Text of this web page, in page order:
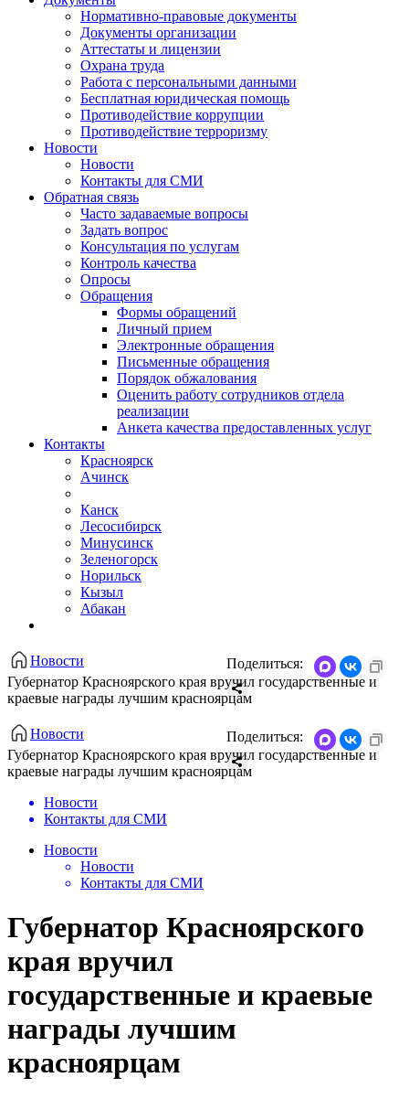
Нормативно-правовые документы
Документы организации
Аттестаты и лицензии
Охрана труда
Работа с персональными данными
Бесплатная юридическая помощь
Противодействие коррупции
Противодействие терроризму
Новости
Новости
Контакты для СМИ
Обратная связь
Часто задаваемые вопросы
Задать вопрос
Консультация по услугам
Контроль качества
Опросы
Обращения
Формы обращений
Личный прием
Электронные обращения
Письменные обращения
Порядок обжалования
Оценить работу сотрудников отдела
реализации
Анкета качества предоставленных услуг
Контакты
Красноярск
Ачинск
Канск
Лесосибирск
Минусинск
Зеленогорск
Норильск
Кызыл
Абакан
Новости
Губернатор Красноярского края вручил государственные и
краевые награды лучшим красноярцам
Поделиться:
Новости
Губернатор Красноярского края вручил государственные и
краевые награды лучшим красноярцам
Поделиться:
Новости
Контакты для СМИ
Новости
Новости
Контакты для СМИ
Губернатор Красноярского
края вручил
государственные и краевые
награды лучшим
красноярцам